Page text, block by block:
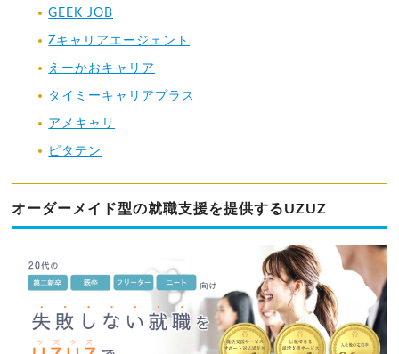
GEEK JOB
Zキャリアエージェント
えーかおキャリア
タイミーキャリアプラス
アメキャリ
ピタテン
オーダーメイド型の就職支援を提供するUZUZ